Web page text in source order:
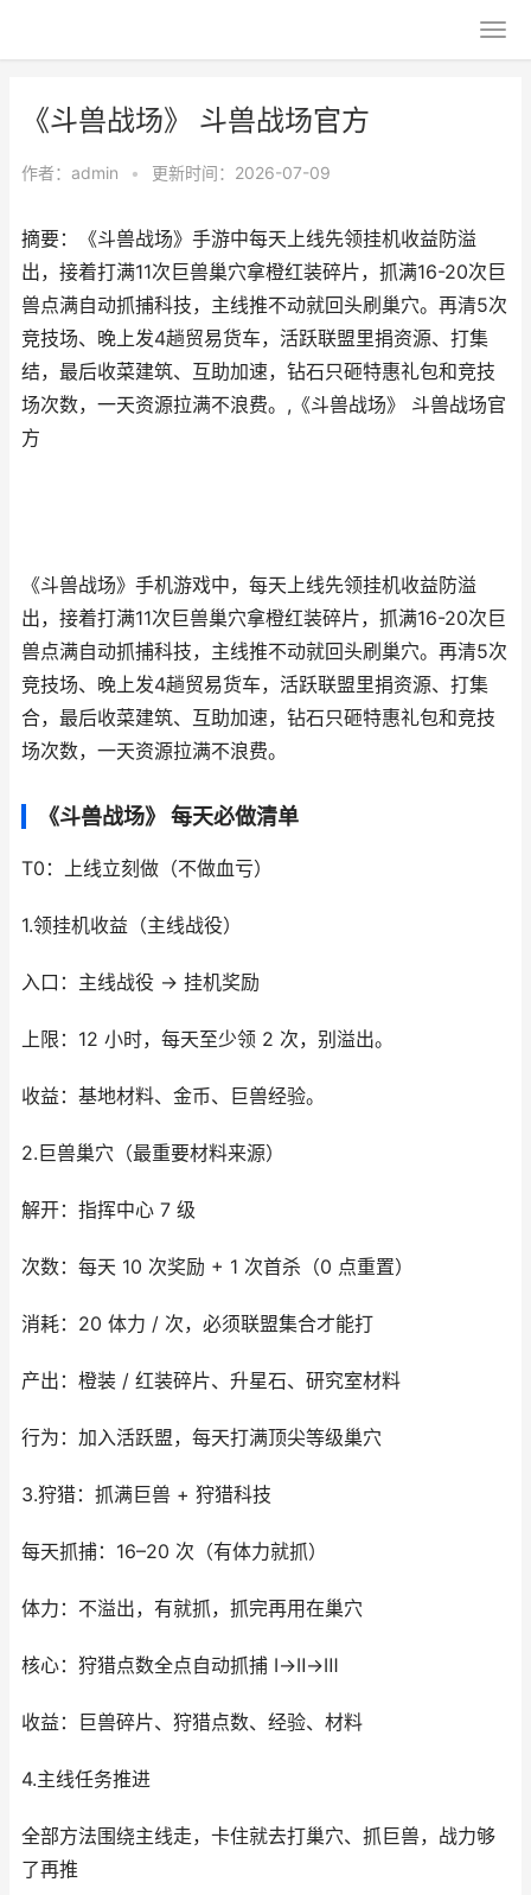
《斗兽战场》 斗兽战场官方
作者： admin • 更新时间：2026-07-09
摘要：《斗兽战场》手游中每天上线先领挂机收益防溢
出，接着打满11次巨兽巢穴拿橙红装碎片，抓满16-20次巨
兽点满自动抓捕科技，主线推不动就回头刷巢穴。再清5次
竞技场、晚上发4趟贸易货车，活跃联盟里捐资源、打集
结，最后收菜建筑、互助加速，钻石只砸特惠礼包和竞技
场次数，一天资源拉满不浪费。,《斗兽战场》 斗兽战场官
方
《斗兽战场》手机游戏中，每天上线先领挂机收益防溢
出，接着打满11次巨兽巢穴拿橙红装碎片，抓满16-20次巨
兽点满自动抓捕科技，主线推不动就回头刷巢穴。再清5次
竞技场、晚上发4趟贸易货车，活跃联盟里捐资源、打集
合，最后收菜建筑、互助加速，钻石只砸特惠礼包和竞技
场次数，一天资源拉满不浪费。
《斗兽战场》 每天必做清单
T0：上线立刻做（不做血亏）
1.领挂机收益（主线战役）
入口：主线战役 → 挂机奖励
上限：12 小时，每天至少领 2 次，别溢出。
收益：基地材料、金币、巨兽经验。
2.巨兽巢穴（最重要材料来源）
解开：指挥中心 7 级
次数：每天 10 次奖励 + 1 次首杀（0 点重置）
消耗：20 体力 / 次，必须联盟集合才能打
产出：橙装 / 红装碎片、升星石、研究室材料
行为：加入活跃盟，每天打满顶尖等级巢穴
3.狩猎：抓满巨兽 + 狩猎科技
每天抓捕：16–20 次（有体力就抓）
体力：不溢出，有就抓，抓完再用在巢穴
核心：狩猎点数全点自动抓捕 Ⅰ→Ⅱ→Ⅲ
收益：巨兽碎片、狩猎点数、经验、材料
4.主线任务推进
全部方法围绕主线走，卡住就去打巢穴、抓巨兽，战力够
了再推